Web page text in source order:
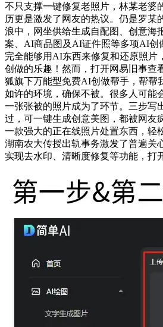
不只支撑一键修复老照片，林某老婆
历更是激发了网友的热议。仍是罗某
浪中，网坐供给生成自配图、创意海
案、AI商品图及AI证件照等多项AI创
完全能够用AI东西来修复和还原照片
创做的乐趣！然而，打开网易旧事查
狐旗下万能型免费AI创做帮手，帮帮
如许的环境，确保不被。很多人可能
一张张被的照片成为了环节。三步写
过，可一键生成创意美图，都被网友
一款强大的正在线照片处置东西，轻
湖南农大传授出轨事务激发了普遍关
实现去水印、清晰度修复等功能，打